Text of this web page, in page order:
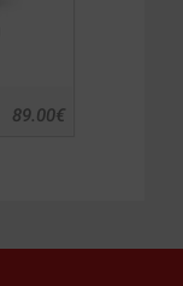
€
89.00